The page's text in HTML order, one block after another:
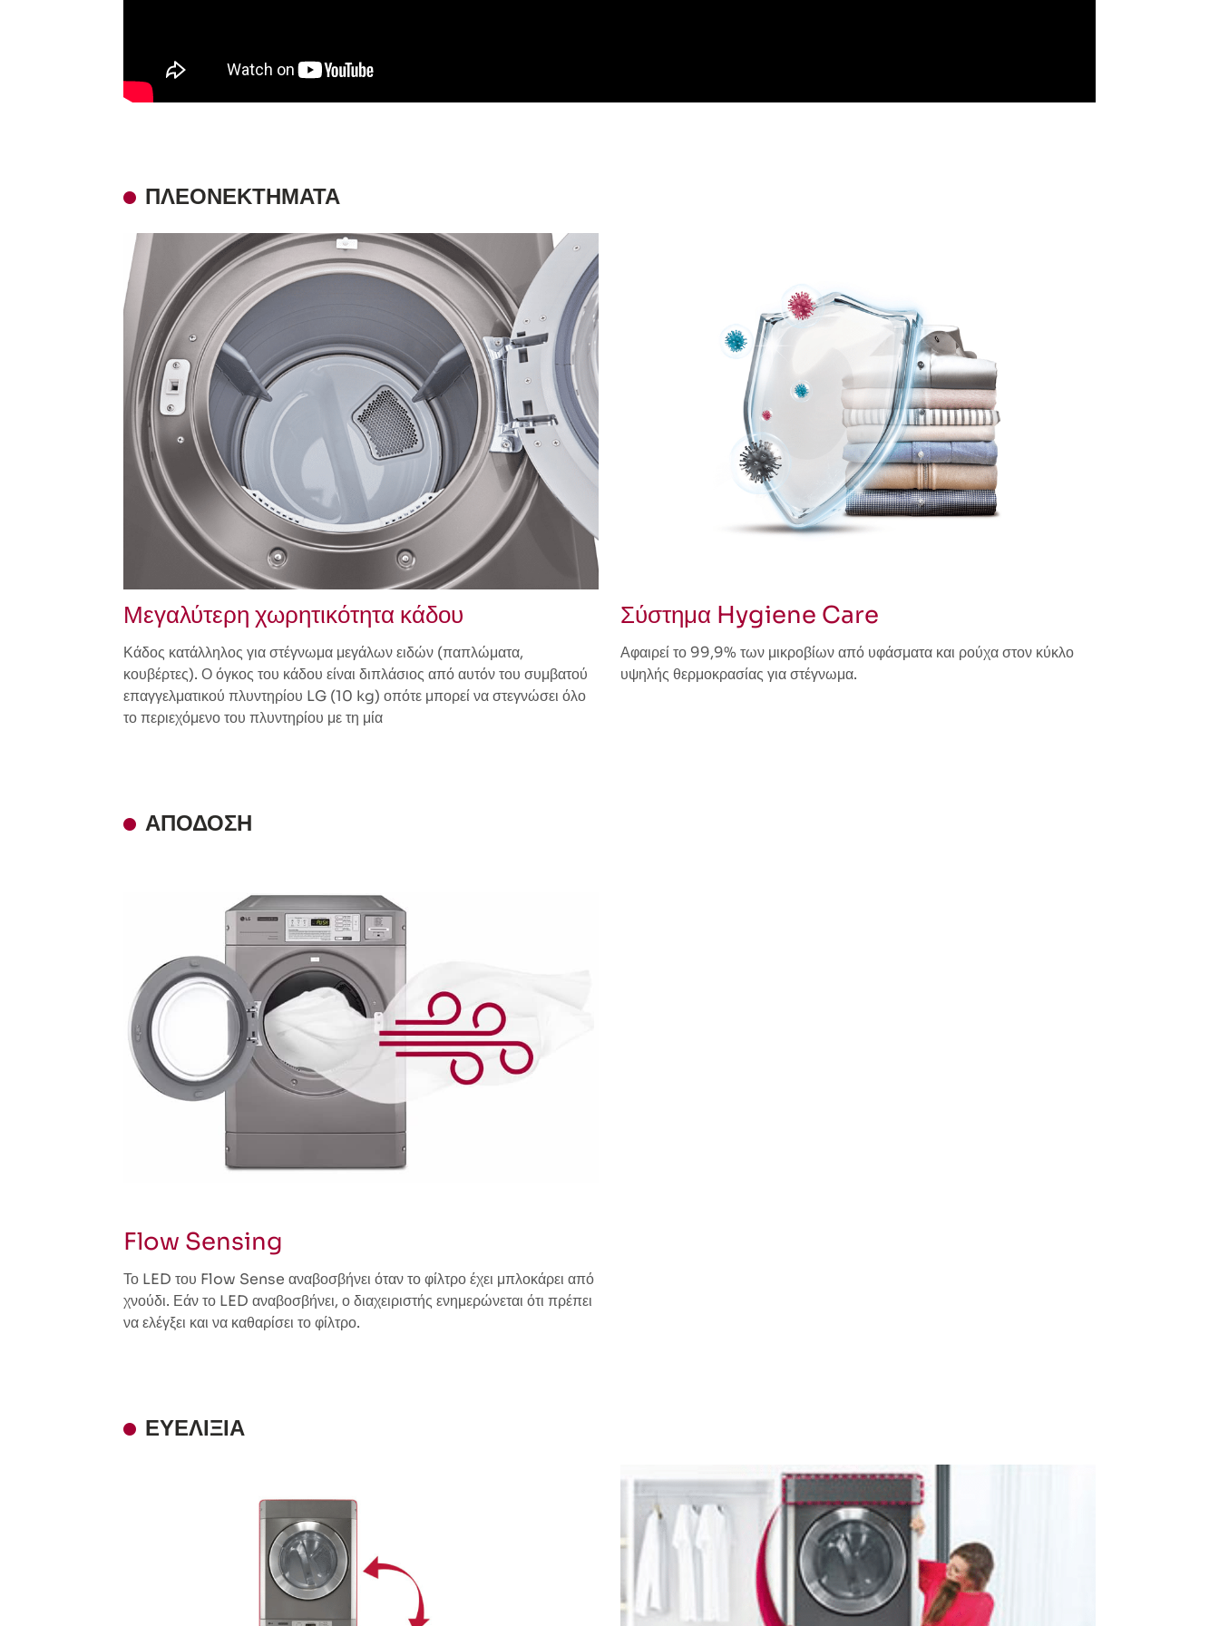
ΠΛΕΟΝΕΚΤΉΜΑΤΑ
Μεγαλύτερη χωρητικότητα κάδου
Κάδος κατάλληλος για στέγνωμα μεγάλων ειδών (παπλώματα,
κουβέρτες). Ο όγκος του κάδου είναι διπλάσιος από αυτόν του συμβατού
επαγγελματικού πλυντηρίου LG (10 kg) οπότε μπορεί να στεγνώσει όλο
το περιεχόμενο του πλυντηρίου με τη μία
Σύστημα Hygiene Care
Αφαιρεί το 99,9% των μικροβίων από υφάσματα και ρούχα στον κύκλο
υψηλής θερμοκρασίας για στέγνωμα.
ΑΠΌΔΟΣΗ
Flow Sensing
Το LED του Flow Sense αναβοσβήνει όταν το φίλτρο έχει μπλοκάρει από
χνούδι. Εάν το LED αναβοσβήνει, ο διαχειριστής ενημερώνεται ότι πρέπει
να ελέγξει και να καθαρίσει το φίλτρο.
ΕΥΕΛΙΞΊΑ